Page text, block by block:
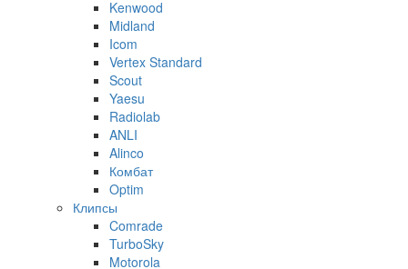
Kenwood
Midland
Icom
Vertex Standard
Scout
Yaesu
Radiolab
ANLI
Alinco
Комбат
Optim
Клипсы
Comrade
TurboSky
Motorola